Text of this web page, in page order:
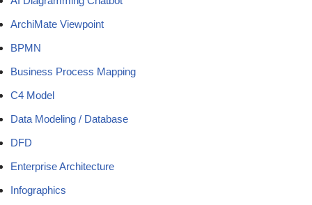
ArchiMate Viewpoint
BPMN
Business Process Mapping
C4 Model
Data Modeling / Database
DFD
Enterprise Architecture
Infographics